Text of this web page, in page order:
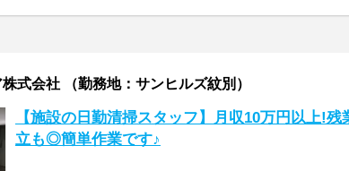
式会社 （勤務地：サンヒルズ紋別）
【施設の日勤清掃スタッフ】月収10万円以上!
立も◎簡単作業です♪